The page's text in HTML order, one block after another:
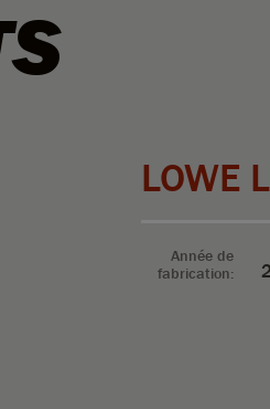
LOWE
Année de
fabrication: